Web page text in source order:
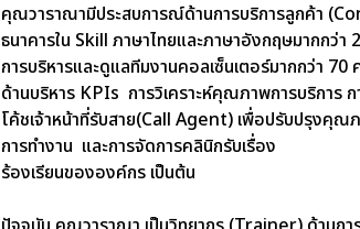
คุณวาราณามีประสบการณ์ด้านการบริการลูกค้า (
ธนาคารใน Skill ภาษาไทยและภาษาอังกฤษมากกว่า
การบริหารและดูแลทีมงานคอลเซ็นเตอร์มากกว่า
ด้านบริหาร KPIs การวิเคราะห์คุณภาพการบริการ ก
โค้ชเจ้าหน้าที่รับสาย(Call Agent) เพื่อปรับปรุงคุณ
การทำงาน และการจัดการคลินิกรับเรื่อง
ร้องเรียนขององค์กร เป็นต้น